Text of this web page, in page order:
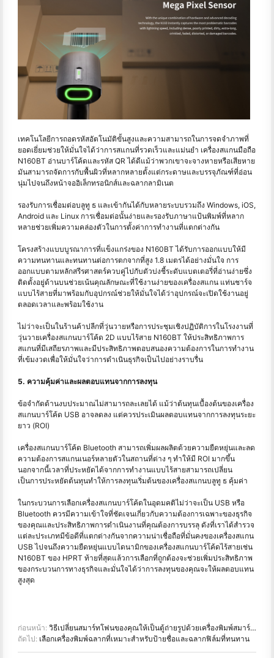
เทคโนโลยีการถอดรหัสอัตโนมัติขั้นสูงและความสามารถในการจดจำภาพที่
ยอดเยี่ยมช่วยให้มั่นใจได้ว่าการสแกนที่รวดเร็วและแม่นยำ เครื่องสแกนมือถือ
N160BT อ่านบาร์โค้ดและรหัส QR ได้ดีแม้ว่าพวกเขาจะจางหายหรือเสียหาย
มันสามารถจัดการกับพื้นผิวที่หลากหลายตั้งแต่กระดาษและบรรจุภัณฑ์ที่อ่อน
นุ่มไปจนถึงหน้าจออิเล็กทรอนิกส์และฉลากลามิเนต
รองรับการเชื่อมต่อบลูทู ธ และเข้ากันได้กับหลายระบบรวมถึง Windows, iOS,
Android และ Linux การเชื่อมต่อนั้นง่ายและรองรับภาษาแป้นพิมพ์ที่หลาก
หลายช่วยเพิ่มความคล่องตัวในการตั้งค่าการทำงานที่แตกต่างกัน
โครงสร้างแบบบูรณาการที่แข็งแกร่งของ N160BT ได้รับการออกแบบให้มี
ความทนทานและทนทานต่อการตกจากที่สูง 1.8 เมตรได้อย่างมั่นใจ การ
ออกแบบตามหลักสรีรศาสตร์ควบคู่ไปกับตัวบ่งชี้ระดับแบตเตอรี่ที่อ่านง่ายซึ่ง
ติดตั้งอยู่ด้านบนช่วยเน้นคุณลักษณะที่ใช้งานง่ายของเครื่องสแกน แท่นชาร์จ
แบบไร้สายที่มาพร้อมกับอุปกรณ์ช่วยให้มั่นใจได้ว่าอุปกรณ์จะเปิดใช้งานอยู่
ตลอดเวลาและพร้อมใช้งาน
ไม่ว่าจะเป็นในร้านค้าปลีกที่วุ่นวายหรือการประชุมเชิงปฏิบัติการในโรงงานที่
วุ่นวายเครื่องสแกนบาร์โค้ด 2D แบบไร้สาย N160BT ให้ประสิทธิภาพการ
สแกนที่มีเสถียรภาพและมีประสิทธิภาพตอบสนองความต้องการในการทำงาน
ที่เข้มงวดเพื่อให้มั่นใจว่าการดำเนินธุรกิจเป็นไปอย่างราบรื่น
5. ความคุ้มค่าและผลตอบแทนจากการลงทุน
ข้อจำกัดด้านงบประมาณไม่สามารถละเลยได้ แม้ว่าต้นทุนเบื้องต้นของเครื่อง
สแกนบาร์โค้ด USB อาจลดลง แต่ควรประเมินผลตอบแทนจากการลงทุนระยะ
ยาว (ROI)
เครื่องสแกนบาร์โค้ด Bluetooth สามารถเพิ่มผลผลิตด้วยความยืดหยุ่นและลด
ความต้องการสแกนเนอร์หลายตัวในสถานที่ต่าง ๆ ทำให้มี ROI มากขึ้น
นอกจากนี้เวลาที่ประหยัดได้จากการทำงานแบบไร้สายสามารถเปลี่ยน
เป็นการประหยัดต้นทุนทำให้การลงทุนเริ่มต้นของเครื่องสแกนบลูทู ธ คุ้มค่า
ในกระบวนการเลือกเครื่องสแกนบาร์โค้ดในอุดมคติไม่ว่าจะเป็น USB หรือ
Bluetooth ควรมีความเข้าใจที่ชัดเจนเกี่ยวกับความต้องการเฉพาะของธุรกิจ
ของคุณและประสิทธิภาพการดำเนินงานที่คุณต้องการบรรลุ ดังที่เราได้สำรวจ
แต่ละประเภทมีข้อดีที่แตกต่างกันจากความน่าเชื่อถือที่มั่นคงของเครื่องสแกน
USB ไปจนถึงความยืดหยุ่นแบบไดนามิกของเครื่องสแกนบาร์โค้ดไร้สายเช่น
N160BT ของ HPRT ท้ายที่สุดแล้วการเลือกที่ถูกต้องจะช่วยเพิ่มประสิทธิภาพ
ของกระบวนการทางธุรกิจและมั่นใจได้ว่าการลงทุนของคุณจะให้ผลตอบแทน
สูงสุด
ก่อนหน้า: วิธีเปลี่ยนสมาร์ทโฟนของคุณให้เป็นตู้ถ่ายรูปด้วยเครื่องพิมพ์สมาร์ทโฟนรุ่นล่าสุด
ถัดไป: เลือกเครื่องพิมพ์ฉลากที่เหมาะสำหรับป้ายชื่อและฉลากฟิล์มที่ทนทาน